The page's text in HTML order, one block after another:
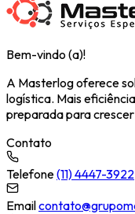
Bem-vindo (a)!
A Masterlog oferece
logística. Mais
preparada para
Contato
Telefone(11) 4447-3922
Email